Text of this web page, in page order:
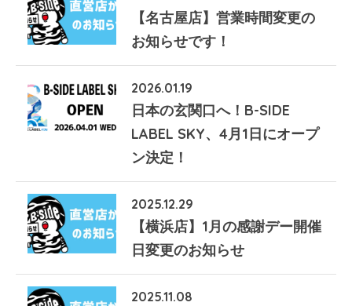
【名古屋店】営業時間変更の
お知らせです！
2026.01.19
日本の玄関口へ！B-SIDE
LABEL SKY、4月1日にオープ
ン決定！
2025.12.29
【横浜店】1月の感謝デー開催
日変更のお知らせ
2025.11.08